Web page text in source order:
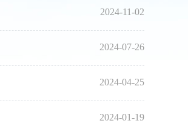
2024-11-02
2024-07-26
2024-04-25
2024-01-19